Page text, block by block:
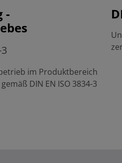
-
im Produktbereich
DIN EN ISO 3834-3